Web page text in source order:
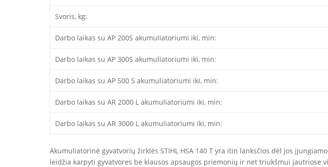
Svoris, kg:
Darbo laikas su AP 200S akumuliatoriumi iki, min:
Darbo laikas su AP 300S akumuliatoriumi iki, min:
Darbo laikas su AP 500 S akumuliatoriumi iki, min:
Darbo laikas su AR 2000 L akumuliatoriumi iki, min:
Darbo laikas su AR 3000 L akumuliatoriumi iki, min:
Akumuliatorinė gyvatvorių žirklės STIHL HSA 140 T yra itin lanksčios dėl jos
leidžia karpyti gyvatvores be klausos apsaugos priemonių ir net triukšmui jautriose